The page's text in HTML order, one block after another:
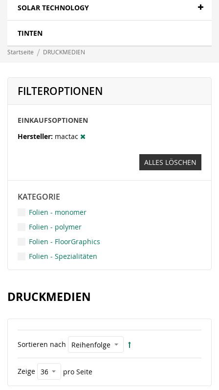
Folien- polymer
LFP wasserbasierend - Papier
LFP wasserbasierend - Canvas
LFP wasserbasierend - Folie
LFP wasserbasierend - Textil
Banner - Mesh
SOLAR TECHNOLOGY
TINTEN
Startseite DRUCKMEDIEN
DRUCKMEDIEN
Sortieren nach
Zeige pro Seite
FILTEROPTIONEN
EINKAUFSOPTIONEN
Hersteller mactac
ALLES LÖSCHEN
KATEGORIE
Folien - monomer
Folien - polymer
Folien - FloorGraphics
Folien - Spezialitäten